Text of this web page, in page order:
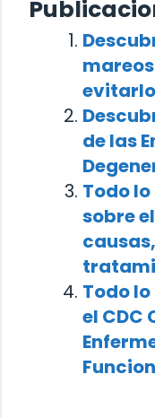
de las
Todo
sobre
Todo
el CDC